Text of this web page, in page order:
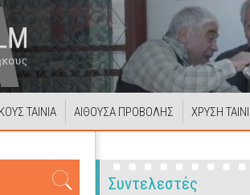
ΤΑΙΝΙΑ ΑΙΘΟΥΣΑ ΠΡΟΒΟΛΗΣ ΧΡΥΣΗ
Συντελεστές